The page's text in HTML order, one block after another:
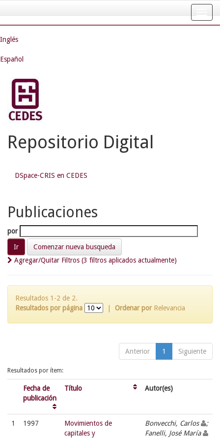
navigation
Inglés
Español
Repositorio Digital
DSpace-CRIS en CEDES
Publicaciones
por
Comenzar nueva busqueda
Agregar/Quitar Filtros (3 filtros aplicados actualmente)
Resultados 1-2 de 2.
Resultados por página
Ordenar por Relevancia
Anterior 1 Siguiente
Resultados por ítem:
Fecha de
publicación
Título Autor(es)
1 1997
Movimientos de
capitales y
Bonvecchi, Carlos
;
Fanelli, José María